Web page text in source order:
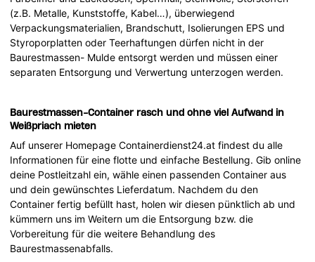
(z.B. Metalle, Kunststoffe, Kabel…), überwiegend
Verpackungsmaterialien, Brandschutt, Isolierungen EPS und
Styroporplatten oder Teerhaftungen dürfen nicht in der
Baurestmassen- Mulde entsorgt werden und müssen einer
separaten Entsorgung und Verwertung unterzogen werden.
Baurestmassen-Container rasch und ohne viel Aufwand in
Weißpriach mieten
Auf unserer Homepage Containerdienst24.at findest du alle
Informationen für eine flotte und einfache Bestellung. Gib online
deine Postleitzahl ein, wähle einen passenden Container aus
und dein gewünschtes Lieferdatum. Nachdem du den
Container fertig befüllt hast, holen wir diesen pünktlich ab und
kümmern uns im Weitern um die Entsorgung bzw. die
Vorbereitung für die weitere Behandlung des
Baurestmassenabfalls.